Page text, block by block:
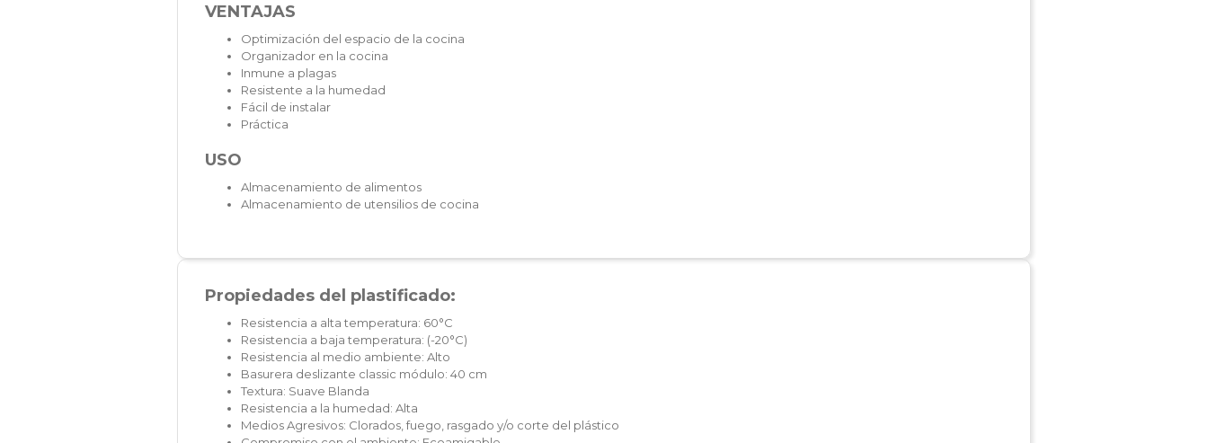
VENTAJAS
Optimización del espacio de la cocina
Organizador en la cocina
Inmune a plagas
Resistente a la humedad
Fácil de instalar
Práctica
USO
Almacenamiento de alimentos
Almacenamiento de utensilios de cocina
Propiedades del plastificado:
Resistencia a alta temperatura: 60°C
Resistencia a baja temperatura: (-20°C)
Resistencia al medio ambiente: Alto
Basurera deslizante classic módulo: 40 cm
Textura: Suave Blanda
Resistencia a la humedad: Alta
Medios Agresivos: Clorados, fuego, rasgado y/o corte del plástico